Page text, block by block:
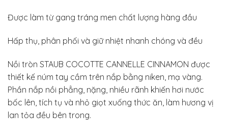
Được làm từ gang tráng men chất lượng hàng đầu
Hấp thụ, phân phối và giữ nhiệt nhanh chóng và đều
Nồi tròn STAUB COCOTTE CANNELLE CINNAMON được
thiết kế núm tay cầm trên nắp bằng niken, mạ vàng.
Phần nắp nồi phẳng, nặng, nhiều rãnh khiến hơi nước
bốc lên, tích tụ và nhỏ giọt xuống thức ăn, làm hương vị
lan tỏa đều bên trong.